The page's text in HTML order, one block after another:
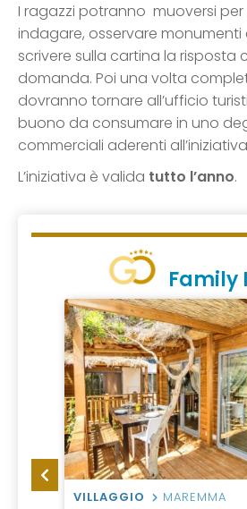
I ragazzi potranno muoversi per
indagare, osservare
scrivere sulla cartina la risposta
domanda. Poi una volta
dovranno tornare all’ufficio
buono da consumare in uno
commerciali aderenti
L’iniziativa è valida tutto l’anno.
Family
VILLAGGIO MAREMMA